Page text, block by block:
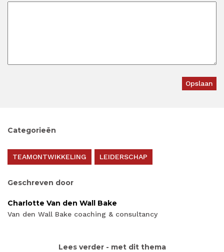
Categorieën
TEAMONTWIKKELING LEIDERSCHAP
Geschreven door
Charlotte Van den Wall Bake
Van den Wall Bake coaching & consultancy
Lees verder - met dit thema